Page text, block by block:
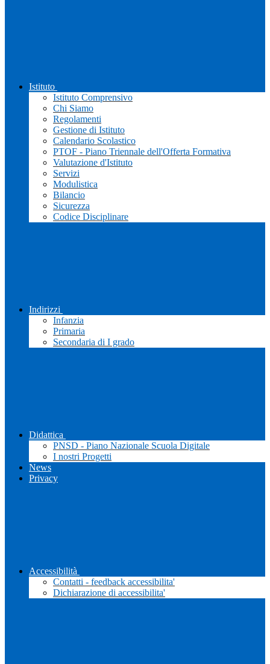
Istituto
Istituto Comprensivo
Chi Siamo
Regolamenti
Gestione di Istituto
Calendario Scolastico
PTOF - Piano Triennale dell'Offerta Formativa
Valutazione d'Istituto
Servizi
Modulistica
Bilancio
Sicurezza
Codice Disciplinare
Indirizzi
Infanzia
Primaria
Secondaria di I grado
Didattica
PNSD - Piano Nazionale Scuola Digitale
I nostri Progetti
News
Privacy
Accessibilità
Contatti - feedback accessibilita'
Dichiarazione di accessibilita'